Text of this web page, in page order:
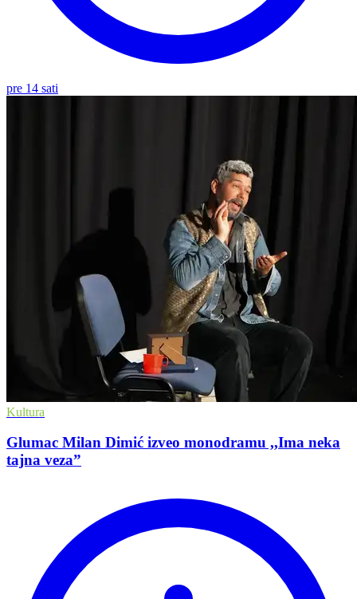
pre 14 sati
Kultura
Glumac Milan Dimić izveo monodramu ,,Ima neka
tajna veza”